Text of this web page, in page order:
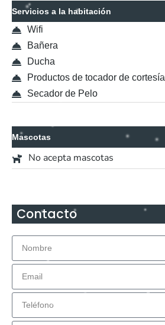
Servicios a la habitación
Wifi
Bañera
Ducha
Productos de tocador de cortesía
Secador de Pelo
Mascotas
No acepta mascotas
Contacto